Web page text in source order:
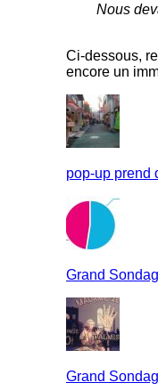
Nous
Ci-dessous,
encore un
pop-up prend
Grand
Grand